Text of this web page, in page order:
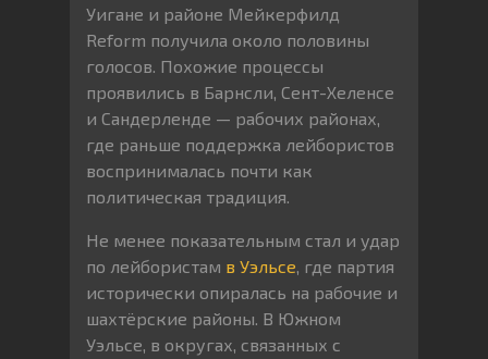
Уигане и районе Мейкерфилд
Reform получила около половины
голосов. Похожие процессы
проявились в Барнсли, Сент-Хеленсе
и Сандерленде — рабочих районах,
где раньше поддержка лейбористов
воспринималась почти как
политическая традиция.
Не менее показательным стал и удар
по лейбористам в Уэльсе, где партия
исторически опиралась на рабочие и
шахтёрские районы. В Южном
Уэльсе, в округах, связанных с